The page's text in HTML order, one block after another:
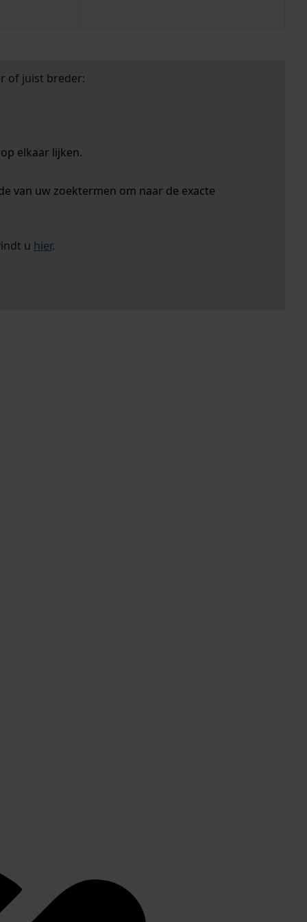
of juist breder:
elkaar lijken.
van uw zoektermen om naar de exacte
u hier.